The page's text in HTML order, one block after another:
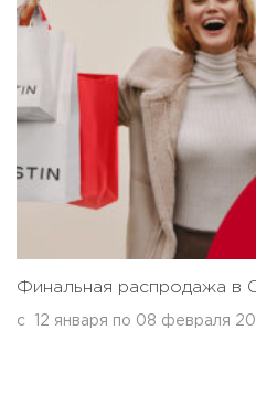
Финальная распродажа в
с 12 января по 08 февраля